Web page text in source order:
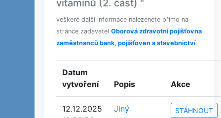
vitamínů (2. část) "
veškeré další informace nalezenete přímo na
stránce zadavatel Oborová zdravotní pojišťovna
zaměstnanců bank, pojišťoven a stavebnictví.
Datum
vytvoření
Popis Akce
12.12.2025
Jiný
STÁHNOUT